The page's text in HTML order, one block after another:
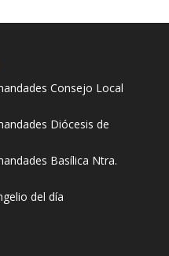
Consejo Local
Diócesis de
Basílica Ntra.
del día